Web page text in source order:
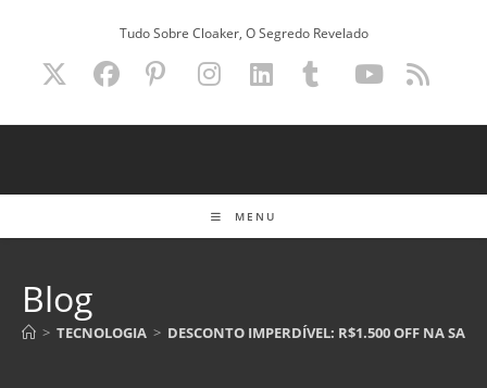
Tudo Sobre Cloaker, O Segredo Revelado
MENU
Blog
> TECNOLOGIA > DESCONTO IMPERDÍVEL: R$1.500 OFF NA